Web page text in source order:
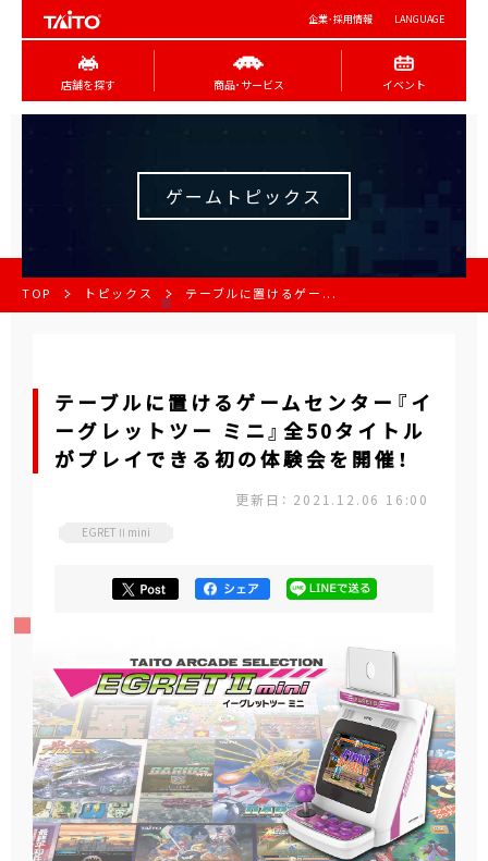
企業･採用情報 LANGUAGE
店舗を探す 商品･サービス イベント
ゲームトピックス
TOP トピックス テーブルに置けるゲー...
テーブルに置けるゲームセンター『イ
ーグレットツー ミニ』全50タイトル
がプレイできる初の体験会を開催！
更新日： 2021.12.06 16:00
EGRETⅡmini